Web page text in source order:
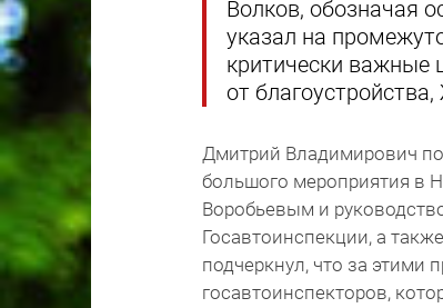
Волков, обозначая
указал на
критически важные
от
Дмитрий Владимирович
большого мероприятия в
Воробьевым и
Госавтоинспекции, а
подчеркнул, что за этими
госавтоинспекторов,